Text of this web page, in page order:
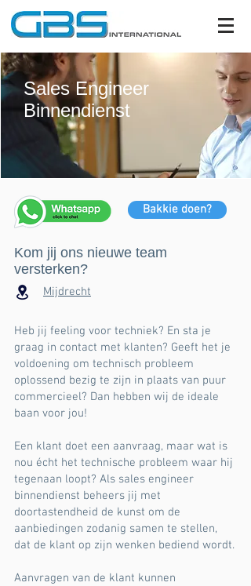
Sales Engineer
Binnendienst
Bakkie doen?
Kom jij ons nieuwe team
versterken?
Mijdrecht
Heb jij feeling voor techniek? En sta je
graag in contact met klanten? Geeft het je
voldoening om technisch probleem
oplossend bezig te zijn in plaats van puur
commercieel? Dan hebben wij de ideale
baan voor jou!
Een klant doet een aanvraag, maar wat is
nou écht het technische probleem waar hij
tegenaan loopt? Als sales engineer
binnendienst beheers jij met
doortastendheid de kunst om de
aanbiedingen zodanig samen te stellen,
dat de klant op zijn wenken bediend wordt.
Aanvragen van de klant kunnen